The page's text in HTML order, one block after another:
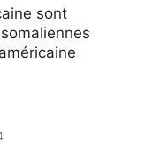
sont